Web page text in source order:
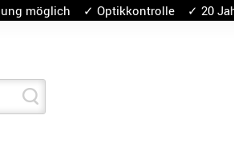
möglich ✓ Optikkontrolle ✓ 20